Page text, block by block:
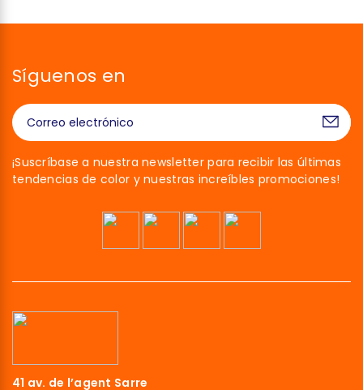
Síguenos en
¡Suscríbase a nuestra newsletter para recibir las últimas
tendencias de color y nuestras increíbles promociones!
41 av. de l’agent Sarre